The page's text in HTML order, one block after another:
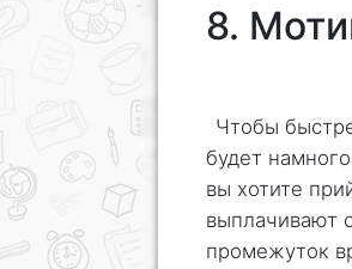
8.
Чтобы
будет
вы хотите
выплачивают
промежуток